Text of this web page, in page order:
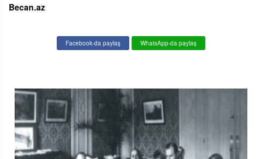
Becan.az
Facebook-da paylaş WhatsApp-da paylaş